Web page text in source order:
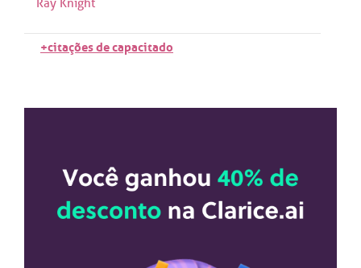
Ray Knight
+citações de capacitado